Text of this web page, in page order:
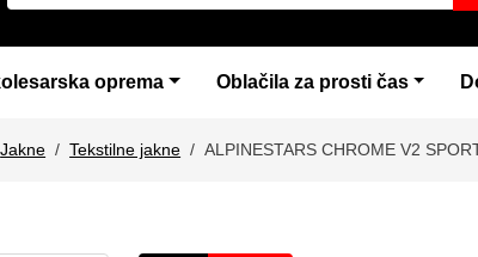
oprema Oblačila za prosti čas
Jakne Tekstilne jakne ALPINESTARS CHROME V2